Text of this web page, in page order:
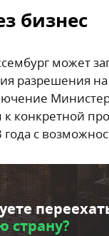
бизнес
может
разрешения
конкретной
с
страну?